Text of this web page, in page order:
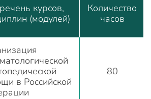
курсов,
(модулей)
Количество
часов
в Российской
80